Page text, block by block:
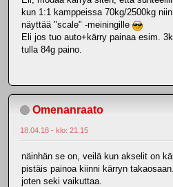
kun 1:1 kamppeissa 70kg/2500kg
näyttää "scale" -meiningille
Eli jos tuo auto+kärry painaa esim.
tulla 84g paino.
Omenanraato
18.04.18 - klo: 21.15
näinhän se on, veilä kun akselit on
pistäis painoa kiinni kärryn
joten seki vaikuttaa.